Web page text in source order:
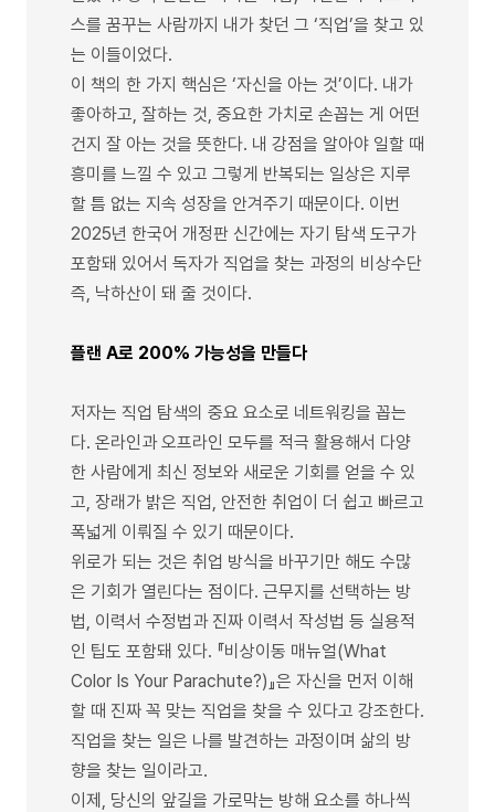
스를 꿈꾸는 사람까지 내가 찾던 그 ‘직업’을 찾고 있
는 이들이었다.
이 책의 한 가지 핵심은 ‘자신을 아는 것’이다. 내가
좋아하고, 잘하는 것, 중요한 가치로 손꼽는 게 어떤
건지 잘 아는 것을 뜻한다. 내 강점을 알아야 일할 때
흥미를 느낄 수 있고 그렇게 반복되는 일상은 지루
할 틈 없는 지속 성장을 안겨주기 때문이다. 이번
2025년 한국어 개정판 신간에는 자기 탐색 도구가
포함돼 있어서 독자가 직업을 찾는 과정의 비상수단
즉, 낙하산이 돼 줄 것이다.
플랜 A로 200% 가능성을 만들다
저자는 직업 탐색의 중요 요소로 네트워킹을 꼽는
다. 온라인과 오프라인 모두를 적극 활용해서 다양
한 사람에게 최신 정보와 새로운 기회를 얻을 수 있
고, 장래가 밝은 직업, 안전한 취업이 더 쉽고 빠르고
폭넓게 이뤄질 수 있기 때문이다.
위로가 되는 것은 취업 방식을 바꾸기만 해도 수많
은 기회가 열린다는 점이다. 근무지를 선택하는 방
법, 이력서 수정법과 진짜 이력서 작성법 등 실용적
인 팁도 포함돼 있다. 『비상이동 매뉴얼(What
Color Is Your Parachute?)』은 자신을 먼저 이해
할 때 진짜 꼭 맞는 직업을 찾을 수 있다고 강조한다.
직업을 찾는 일은 나를 발견하는 과정이며 삶의 방
향을 찾는 일이라고.
이제, 당신의 앞길을 가로막는 방해 요소를 하나씩